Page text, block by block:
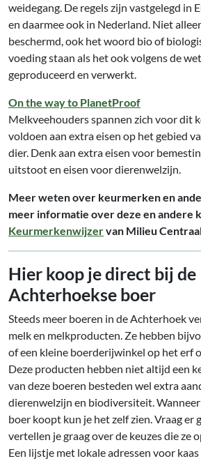
weidegang. De regels zijn vastgelegd in
en daarmee ook in Nederland. Niet
beschermd, ook het woord bio of
voeding staan als het ook volgens de
geproduceerd en verwerkt.
On the way to PlanetProof
Melkveehouders spannen zich voor dit
voldoen aan extra eisen op het gebied
dier. Denk aan extra eisen voor
uitstoot en eisen voor dierenwelzijn.
Meer weten over keurmerken en
meer informatie over deze en andere
Keurmerkenwijzervan Milieu
Hier koop je direct bij de
Achterhoekse boer
Steeds meer boeren in de Achterhoek
melk en melkproducten. Ze hebben
of een kleine boerderijwinkel op het erf
Deze producten hebben niet altijd een
van deze boeren besteden wel extra
dierenwelzijn en biodiversiteit.
boer koopt kun je het zelf zien. Vraag er
vertellen je graag over de keuzes die ze
Een lijstje met lokale adressen voor